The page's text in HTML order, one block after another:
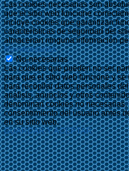
Las cookies necesarias son
que el sitio web funcione
incluye cookies que garantizan
características de seguridad del
almacenan ninguna información
No-necesarias
No-necesarias
Las cookies que pueden no ser
para que el sitio web funcione y
para recopilar datos personales
análisis, anuncios y otros
denominan cookies no
consentimiento del usuario antes
en su sitio web.
GUARDAR Y ACEPTAR